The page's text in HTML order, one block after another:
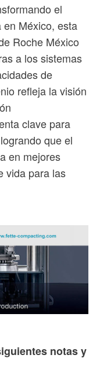
el
México, esta
Roche México
a los sistemas
de
refleja la visión
clave para
que el
en mejores
vida para las
notas y